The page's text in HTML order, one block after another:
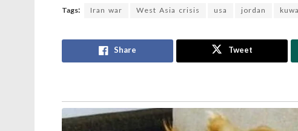
Tags: Iran war West Asia crisis usa jordan
Share Tweet